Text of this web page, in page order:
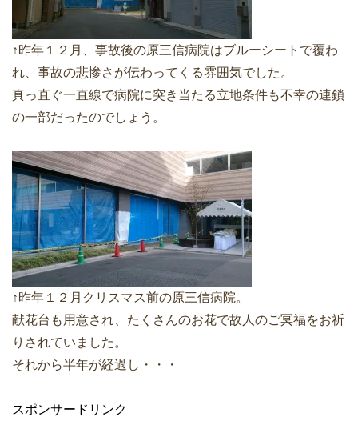
↑昨年１２月、事故後の原三信病院はブルーシートで覆わ
れ、事故の悲惨さが伝わってくる雰囲気でした。
真っ直ぐ一直線で病院に突き当たる立地条件も不幸の連鎖
の一部だったのでしょう。
↑昨年１２月クリスマス前の原三信病院。
献花台も用意され、たくさんのお花で故人のご冥福をお祈
りされていました。
それから半年が経過し・・・
スポンサードリンク